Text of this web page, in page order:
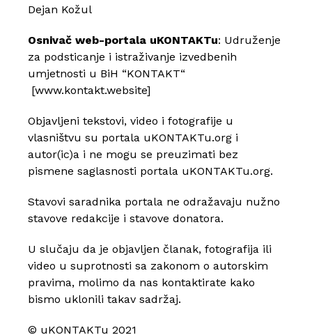
Dejan Kožul
Osnivač web-portala uKONTAKTu: Udruženje
za podsticanje i istraživanje izvedbenih
umjetnosti u BiH “KONTAKT“
[www.kontakt.website]
Objavljeni tekstovi, video i fotografije u
vlasništvu su portala uKONTAKTu.org i
autor(ic)a i ne mogu se preuzimati bez
pismene saglasnosti portala uKONTAKTu.org.
Stavovi saradnika portala ne odražavaju nužno
stavove redakcije i stavove donatora.
U slučaju da je objavljen članak, fotografija ili
video u suprotnosti sa zakonom o autorskim
pravima, molimo da nas kontaktirate kako
bismo uklonili takav sadržaj.
© uKONTAKTu 2021